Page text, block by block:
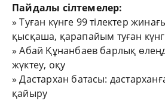
Пайдалы сілтемелер:
»Туған күнге 99 тілектер
қысқаша, қарапайым туған
»Абай Құнанбаев барлық
жүктеу, оқу
»Дастархан батасы:
қайыру